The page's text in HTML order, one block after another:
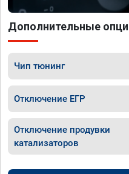
Дополнительные
Чип тюнинг
Отключение ЕГР
Отключение продувки
катализаторов